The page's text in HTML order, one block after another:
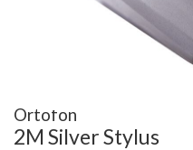
Ortofon
2M Silver Stylus